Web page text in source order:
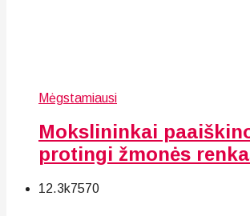
Mėgstamiausi
Mokslininkai
protingi žmonės
12.3k7570